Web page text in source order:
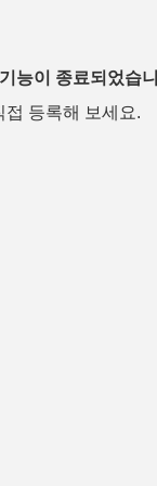
능이 종료되었습
등록해 보세요.